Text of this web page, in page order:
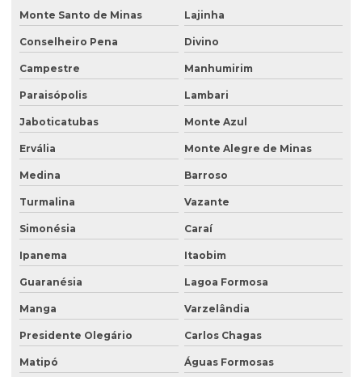
Poço de monitoramento
Poço de monitoramento afogado
Poço de monitoramento de água subterrânea
Poço de monitoramento ambiental
Poço de monitoramento de lençol freático
Poço de monitoramento multinível
Poço de monitoramento posto de combustível
Programa de monitoramento de efluentes líquidos
Projeto recuperação de área degradada
Projeto de recuperação de área degradada prad
Recuperação de área degradada por garimpo
Monte Santo de Minas Lajinha
Conselheiro Pena Divino
Campestre Manhumirim
Paraisópolis Lambari
Jaboticatubas Monte Azul
Ervália Monte Alegre de Minas
Medina Barroso
Turmalina Vazante
Simonésia Caraí
Ipanema Itaobim
Guaranésia Lagoa Formosa
Manga Varzelândia
Presidente Olegário Carlos Chagas
Matipó Águas Formosas